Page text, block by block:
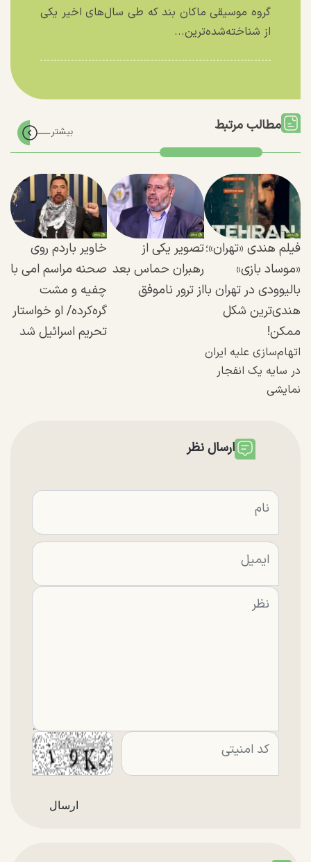
گروه موسیقی ماکان بند که طی سال‌های اخیر یکی
از شناخته‌شده‌ترین...
مطالب مرتبط
فیلم هندی «تهران»؛
«موساد بازی»
بالیوودی در تهران با
هندی‌ترین شکل
ممکن!
اتهام‌سازی علیه ایران
در سایه یک انفجار
نمایشی
تصویر یکی از
رهبران حماس بعد
از ترور ناموفق
خاویر باردم روی
صحنه مراسم امی با
چفیه و مشت
گره‌کرده/ او خواستار
تحریم اسرائیل شد
ارسال نظر